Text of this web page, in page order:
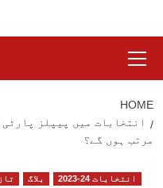
Menu
HOME
انتخابات میں پیپلز
مرتب ہوں گے؟
انتخابات 24-2023 بلاگ